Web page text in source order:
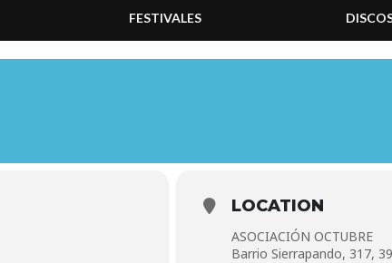
FESTIVALES
LOCATION
ASOCIACIÓN OCTUBRE
Barrio Sierrapando, 317,